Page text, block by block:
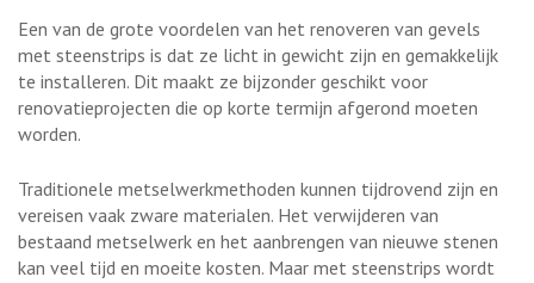
Een van de grote voordelen van het renoveren van gevels
met steenstrips is dat ze licht in gewicht zijn en gemakkelijk
te installeren. Dit maakt ze bijzonder geschikt voor
renovatieprojecten die op korte termijn afgerond moeten
worden.
Traditionele metselwerkmethoden kunnen tijdrovend zijn en
vereisen vaak zware materialen. Het verwijderen van
bestaand metselwerk en het aanbrengen van nieuwe stenen
kan veel tijd en moeite kosten. Maar met steenstrips wordt